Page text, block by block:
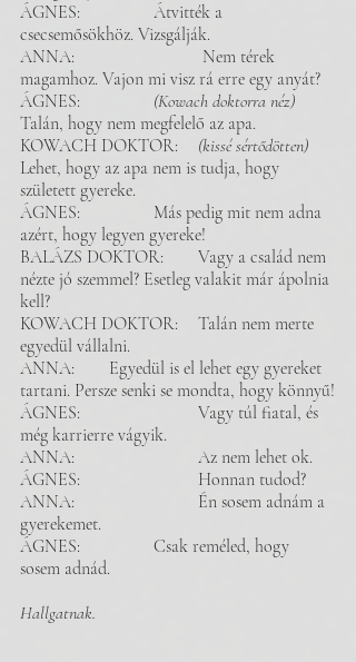
ÁGNES: 		Átvitték a
csecsemősökhöz. Vizsgálják.
ANNA:			 Nem térek
magamhoz. Vajon mi visz rá erre egy anyát?
Talán, hogy nem megfelelő az apa.
(kissé sértődötten)
Lehet, hogy az apa nem is tudja, hogy
született gyereke.
ÁGNES: 		Más pedig mit nem adna
azért, hogy legyen gyereke!
BALÁZS DOKTOR: 	Vagy a család nem
nézte jó szemmel? Esetleg valakit már ápolnia
kell?
KOWACH DOKTOR: 	Talán nem merte
egyedül vállalni.
ANNA:	Egyedül is el lehet egy gyereket
tartani. Persze senki se mondta, hogy könnyű!
ÁGNES:		 	Vagy túl fiatal, és
még karrierre vágyik.
ANNA: 			Az nem lehet ok.
ÁGNES:		 	Honnan tudod?
ANNA: 			Én sosem adnám a
gyerekemet.
ÁGNES: 		Csak reméled, hogy
sosem adnád.
Hallgatnak.